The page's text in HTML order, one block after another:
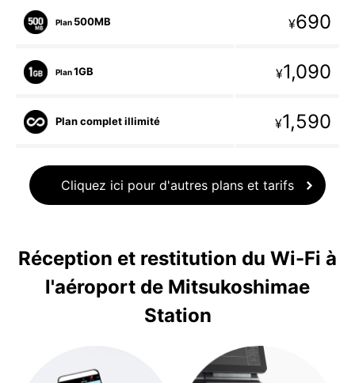
Plan 500MB ¥690
Plan1GB ¥1,090
Plan complet illimité ¥1,590
Cliquez ici pour d'autres plans et tarifs
Réception et restitution du Wi-Fi à
l'aéroport de Mitsukoshimae
Station